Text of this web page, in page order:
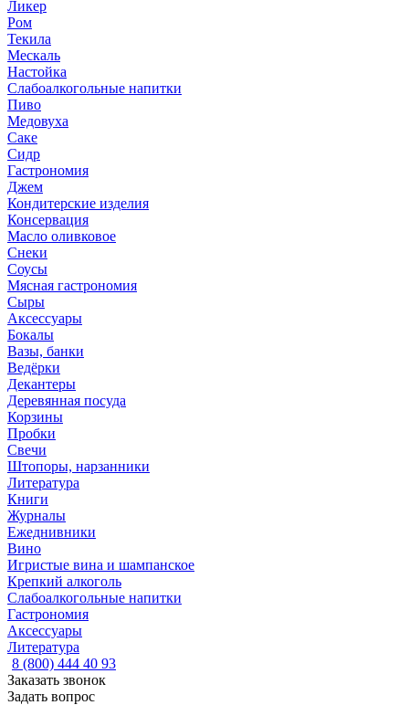
Ликер
Ром
Текила
Мескаль
Настойка
Слабоалкогольные напитки
Пиво
Медовуха
Саке
Сидр
Гастрономия
Джем
Кондитерские изделия
Консервация
Масло оливковое
Снеки
Соусы
Мясная гастрономия
Сыры
Аксессуары
Бокалы
Вазы, банки
Ведёрки
Декантеры
Деревянная посуда
Корзины
Пробки
Свечи
Штопоры, нарзанники
Литература
Книги
Журналы
Ежеднивники
Вино
Игристые вина и шампанское
Крепкий алкоголь
Слабоалкогольные напитки
Гастрономия
Аксессуары
Литература
8 (800) 444 40 93
Заказать звонок
Задать вопрос